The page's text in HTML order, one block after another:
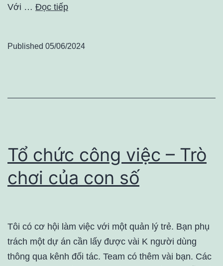
Với … Đọc tiếp
Published 05/06/2024
Tổ chức công việc – Trò
chơi của con số
Tôi có cơ hội làm việc với một quản lý trẻ. Bạn phụ
trách một dự án cần lấy được vài K người dùng
thông qua kênh đối tác. Team có thêm vài bạn. Các